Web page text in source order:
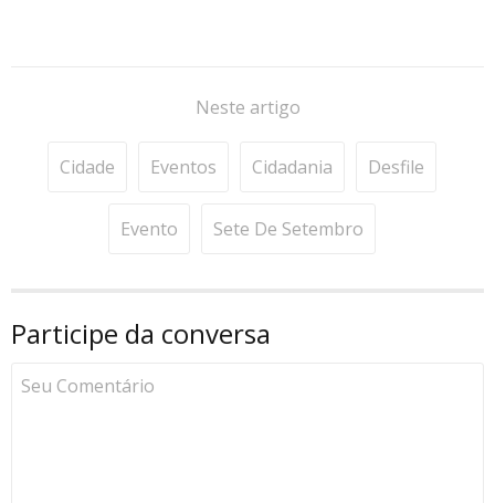
Neste artigo
Cidade Eventos Cidadania Desfile
Evento Sete De Setembro
Participe da conversa